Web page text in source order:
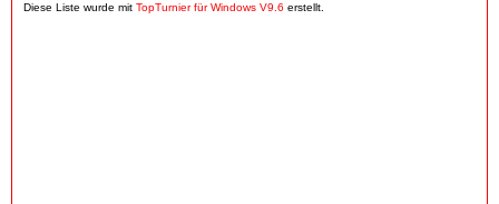
Diese Liste wurde mit TopTurnier für Windows V9.6 erstellt.